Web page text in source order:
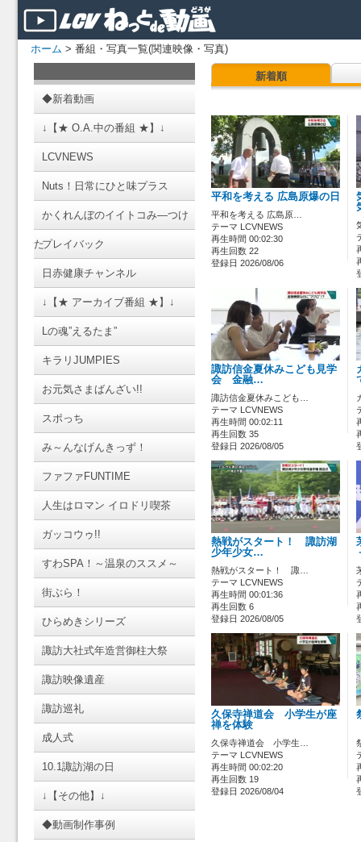
ホーム > 番組・写真一覧(関連映像・写真)
◆新着動画
↓【★ O.A.中の番組 ★】↓
LCVNEWS
Nuts！日常にひと味プラス
かくれんぼのイイトコみ―つけ
たプレイバック
日赤健康チャンネル
↓【★ アーカイブ番組 ★】↓
Lの魂”えるたま”
キラリJUMPIES
お元気さまばんざい!!
スポっち
み～んなげんきっず！
ファファFUNTIME
人生はロマン イロドリ喫茶
ガッコウゥ!!
すわSPA！～温泉のススメ～
街ぶら！
ひらめきシリーズ
諏訪大社式年造営御柱大祭
諏訪映像遺産
諏訪巡礼
成人式
10.1諏訪湖の日
↓【その他】↓
◆動画制作事例
新着順
平和を考える 広島原爆の日
平和を考える 広島原…
テーマ LCVNEWS
再生時間 00:02:30
再生回数 22
登録日 2026/08/06
諏訪信金夏休みこども見学
会 金融…
諏訪信金夏休みこども…
テーマ LCVNEWS
再生時間 00:02:11
再生回数 35
登録日 2026/08/05
熱戦がスタート！ 諏訪湖
少年少女…
熱戦がスタート！ 諏…
テーマ LCVNEWS
再生時間 00:01:36
再生回数 6
登録日 2026/08/05
久保寺禅道会 小学生が座
禅を体験
久保寺禅道会 小学生…
テーマ LCVNEWS
再生時間 00:02:20
再生回数 19
登録日 2026/08/04